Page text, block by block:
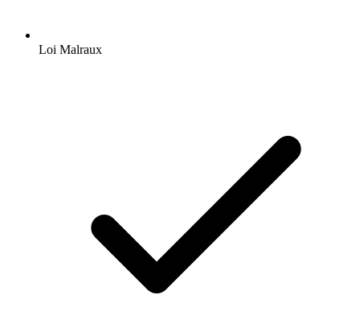
Loi Malraux